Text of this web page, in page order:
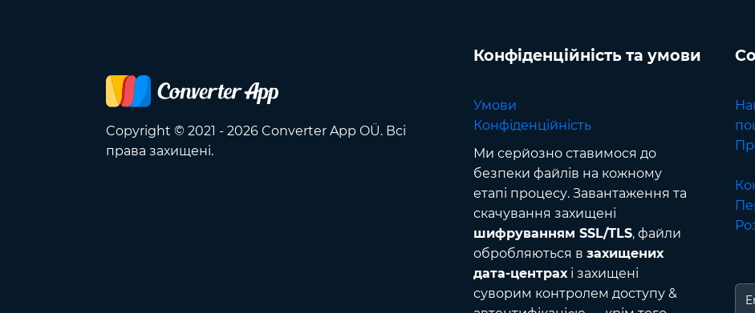
Copyright © 2021 - 2026 Converter App OÜ. Всі
права захищені.
Конфіденційність та умови
Умови
Конфіденційність
Ми серйозно ставимося до
безпеки файлів на кожному
етапі процесу. Завантаження та
скачування захищені
шифруванням SSL/TLS, файли
обробляються в захищених
дата-центрахі захищені
суворим контролем доступу &